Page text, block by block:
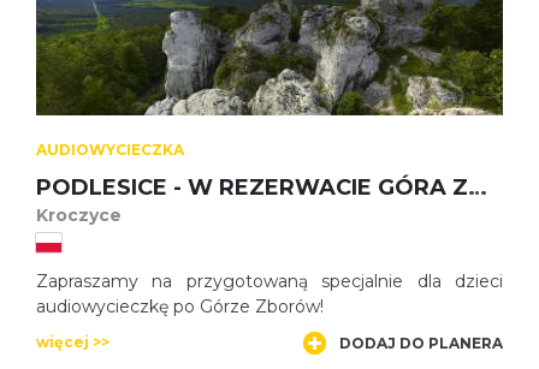
AUDIOWYCIECZKA
PODLESICE - W REZERWACIE GÓRA ZBORÓW – DLA DZIECI
Kroczyce
Zapraszamy na przygotowaną specjalnie dla dzieci
audiowycieczkę po Górze Zborów!
więcej >> DODAJ DO PLANERA